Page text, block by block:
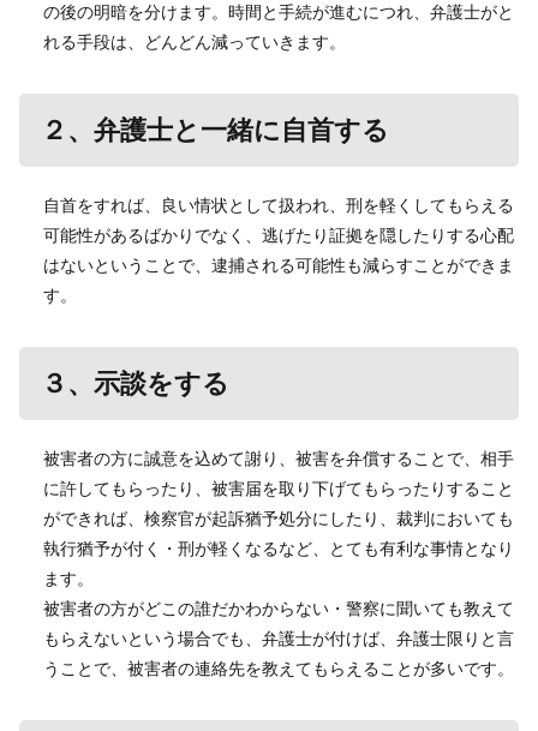
の後の明暗を分けます。時間と手続が進むにつれ、弁護士がと
れる手段は、どんどん減っていきます。
２、弁護士と一緒に自首する
自首をすれば、良い情状として扱われ、刑を軽くしてもらえる
可能性があるばかりでなく、逃げたり証拠を隠したりする心配
はないということで、逮捕される可能性も減らすことができま
す。
３、示談をする
被害者の方に誠意を込めて謝り、被害を弁償することで、相手
に許してもらったり、被害届を取り下げてもらったりすること
ができれば、検察官が起訴猶予処分にしたり、裁判においても
執行猶予が付く・刑が軽くなるなど、とても有利な事情となり
ます。
被害者の方がどこの誰だかわからない・警察に聞いても教えて
もらえないという場合でも、弁護士が付けば、弁護士限りと言
うことで、被害者の連絡先を教えてもらえることが多いです。